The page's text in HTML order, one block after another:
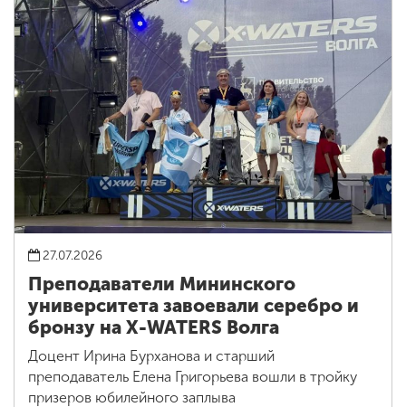
27.07.2026
Преподаватели Мининского
университета завоевали серебро и
бронзу на X-WATERS Волга
Доцент Ирина Бурханова и старший
преподаватель Елена Григорьева вошли в тройку
призеров юбилейного заплыва